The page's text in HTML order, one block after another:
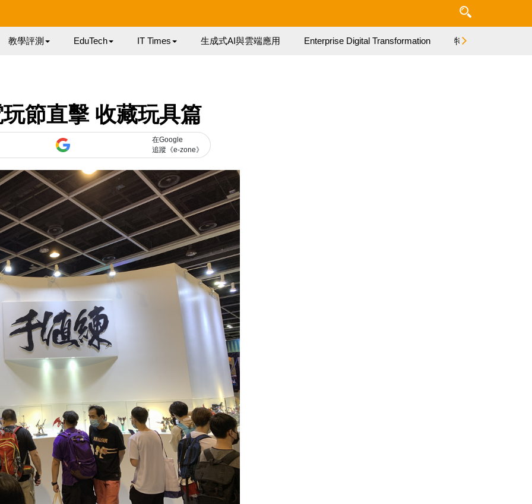
教學評測 EduTech IT Times 生成式AI與雲端應用 Enterprise Digital Transformation 特集
節直擊 收藏玩具篇
在Google
追蹤《e-zone》